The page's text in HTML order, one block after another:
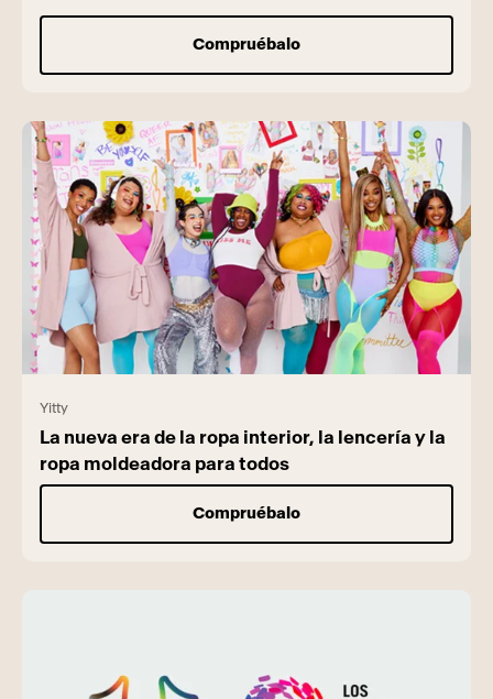
Compruébalo
Yitty
La nueva era de la ropa interior, la lencería y la
ropa moldeadora para todos
Compruébalo